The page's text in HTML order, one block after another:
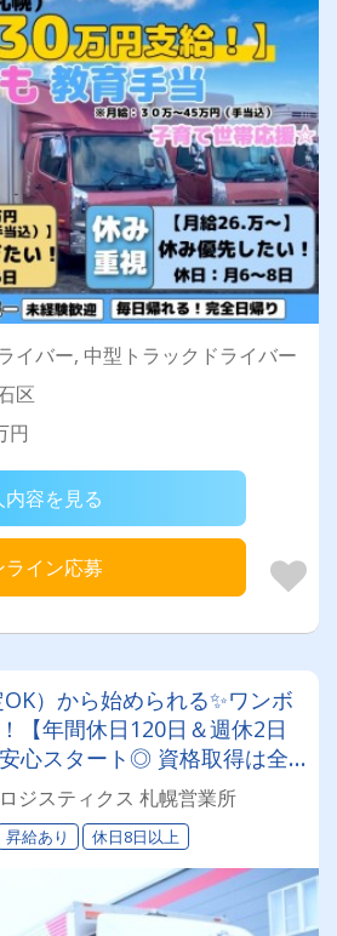
イバー, 中型トラックドライバー
区
円
内容を見る
ライン応募
）から始められる✨ワンボ
【年間休日120日＆週休2日
心スタート◎ 資格取得は全
盤で働くドライバー募集！
躍できるお仕事です✨
ジスティクス 札幌営業所
昇給あり 休日8日以上